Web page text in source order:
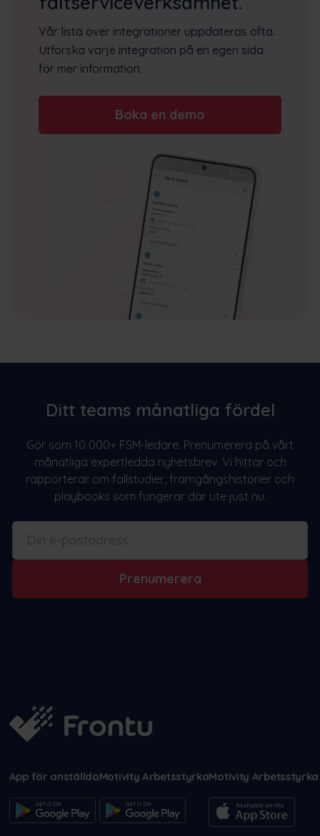
Vår lista över integrationer uppdateras ofta.
Utforska varje integration på en egen sida
för mer information.
Boka en demo
Ditt teams månatliga fördel
Gör som 10 000+ FSM-ledare. Prenumerera på vårt
månatliga expertledda nyhetsbrev. Vi hittar och
rapporterar om fallstudier, framgångshistorier och
playbooks som fungerar där ute just nu.
Prenumerera
App för anställdaMotivity ArbetsstyrkaMotivity Arbetsstyrka